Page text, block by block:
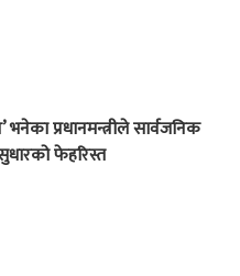
प्रधानमन्त्रीले सार्वजनिक
सुधारको फेहरिस्त